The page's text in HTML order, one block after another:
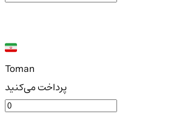
Toman
پرداخت می‌کنید